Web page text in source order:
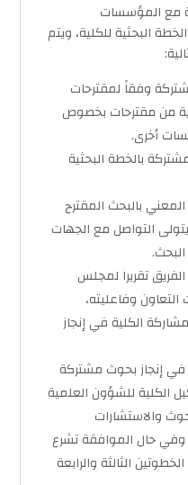
مع المؤسسات
البحثية للكلية، ويتم
وفقاً لمقترحات
من مقترحات بخصوص
أخرى.
بالخطة البحثية
بالبحث المقترح
التواصل مع الجهات
البحث.
تقريرا لمجلس
وفاعليته،
الكلية في إنجاز
في إنجاز بحوث مشتركة
الكلية للشؤون العلمية
والاستشارات
وفي حال الموافقة تشرع
الثالثة والرابعة